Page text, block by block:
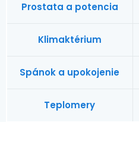
Prostata a potencia
Klimaktérium
Spánok a upokojenie
Teplomery